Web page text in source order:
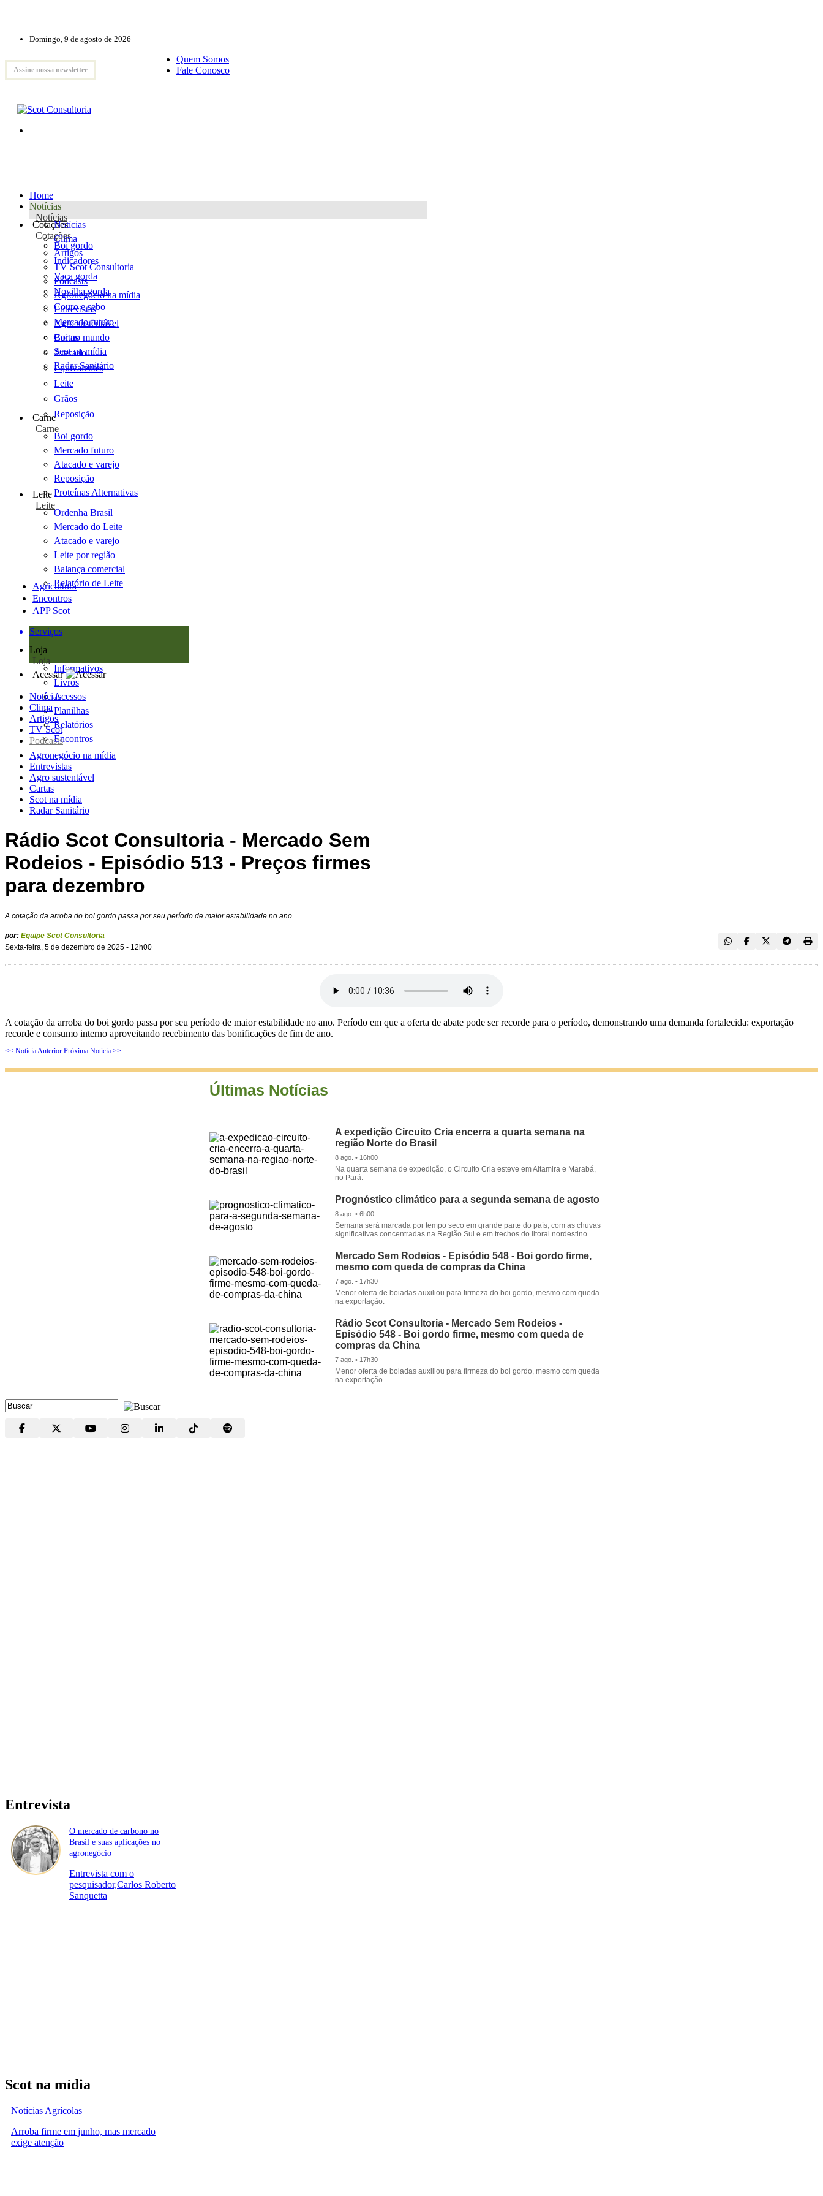
Domingo, 9 de agosto de 2026
Assine nossa newsletter
Quem Somos
Fale Conosco
Home
Notícias
Notícias
Notícias
Clima
Artigos
TV Scot Consultoria
Podcasts
Agronegócio na mídia
Entrevistas
Agro sustentável
Cartas
Scot na mídia
Radar Sanitário
Cotações
Cotações
Boi gordo
Indicadores
Vaca gorda
Novilha gorda
Couro e sebo
Mercado futuro
Boi no mundo
Atacado
Equivalentes
Leite
Grãos
Reposição
Carne
Carne
Boi gordo
Mercado futuro
Atacado e varejo
Reposição
Proteínas Alternativas
Leite
Leite
Ordenha Brasil
Mercado do Leite
Atacado e varejo
Leite por região
Balança comercial
Relatório de Leite
Agricultura
Encontros
APP Scot
Serviços
Loja
Loja
Informativos
Livros
Acessos
Planilhas
Relatórios
Encontros
Acessar
Notícias
Clima
Artigos
TV Scot
Podcasts
Agronegócio na mídia
Entrevistas
Agro sustentável
Cartas
Scot na mídia
Radar Sanitário
Rádio Scot Consultoria - Mercado Sem
Rodeios - Episódio 513 - Preços firmes
para dezembro
A cotação da arroba do boi gordo passa por seu período de maior estabilidade no ano.
por: Equipe Scot Consultoria
Sexta-feira, 5 de dezembro de 2025 - 12h00
A cotação da arroba do boi gordo passa por seu período de maior estabilidade no ano. Período em que a oferta de abate pode ser recorde para o período, demonstrando uma demanda fortalecida: exportação
recorde e consumo interno aproveitando recebimento das bonificações de fim de ano.
<< Notícia Anterior Próxima Notícia >>
Últimas Notícias
A expedição Circuito Cria encerra a quarta semana na
região Norte do Brasil
8 ago. • 16h00
Na quarta semana de expedição, o Circuito Cria esteve em Altamira e Marabá,
no Pará.
Prognóstico climático para a segunda semana de agosto
8 ago. • 6h00
Semana será marcada por tempo seco em grande parte do país, com as chuvas
significativas concentradas na Região Sul e em trechos do litoral nordestino.
Mercado Sem Rodeios - Episódio 548 - Boi gordo firme,
mesmo com queda de compras da China
7 ago. • 17h30
Menor oferta de boiadas auxiliou para firmeza do boi gordo, mesmo com queda
na exportação.
Rádio Scot Consultoria - Mercado Sem Rodeios -
Episódio 548 - Boi gordo firme, mesmo com queda de
compras da China
7 ago. • 17h30
Menor oferta de boiadas auxiliou para firmeza do boi gordo, mesmo com queda
na exportação.
Entrevista
O mercado de carbono no
Brasil e suas aplicações no
agronegócio
Entrevista com o
pesquisador,Carlos Roberto
Sanquetta
Scot na mídia
Notícias Agrícolas
Arroba firme em junho, mas mercado
exige atenção